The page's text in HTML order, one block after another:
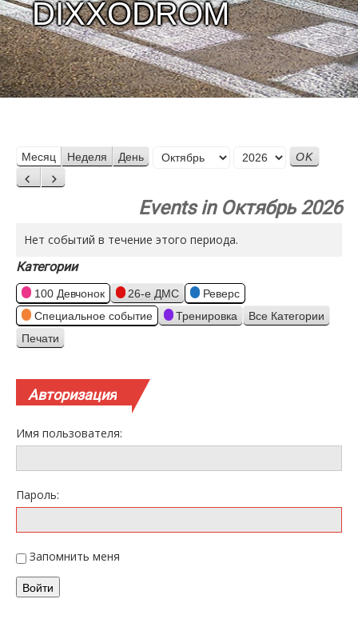
DIXXODROM
Месяц Неделя День
Месяц
Назад
Вперед
Events in Октябрь 2026
Нет событий в течение этого периода.
Категории
100 Девчонок 26-е ДМС
Реверс
Специальное событие
Тренировка Все Категории
Просмотр
Печати
Авторизация
Имя пользователя:
Пароль:
Запомнить меня
Войти